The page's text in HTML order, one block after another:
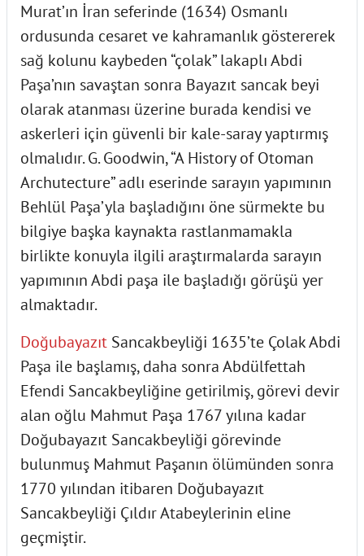
Murat’ın İran seferinde (1634) Osmanlı
ordusunda cesaret ve kahramanlık göstererek
sağ kolunu kaybeden “çolak” lakaplı Abdi
Paşa’nın savaştan sonra Bayazıt sancak beyi
olarak atanması üzerine burada kendisi ve
askerleri için güvenli bir kale-saray yaptırmış
olmalıdır. G. Goodwin, “A History of Otoman
Archutecture” adlı eserinde sarayın yapımının
Behlül Paşa’yla başladığını öne sürmekte bu
bilgiye başka kaynakta rastlanmamakla
birlikte konuyla ilgili araştırmalarda sarayın
yapımının Abdi paşa ile başladığı görüşü yer
almaktadır.
Doğubayazıt Sancakbeyliği 1635’te Çolak Abdi
Paşa ile başlamış, daha sonra Abdülfettah
Efendi Sancakbeyliğine getirilmiş, görevi devir
alan oğlu Mahmut Paşa 1767 yılına kadar
Doğubayazıt Sancakbeyliği görevinde
bulunmuş Mahmut Paşanın ölümünden sonra
1770 yılından itibaren Doğubayazıt
Sancakbeyliği Çıldır Atabeylerinin eline
geçmiştir.